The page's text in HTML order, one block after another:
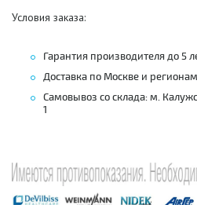
Условия заказа:
Гарантия производителя до 5
Доставка по Москве и
Самовывоз со склада: м.
1